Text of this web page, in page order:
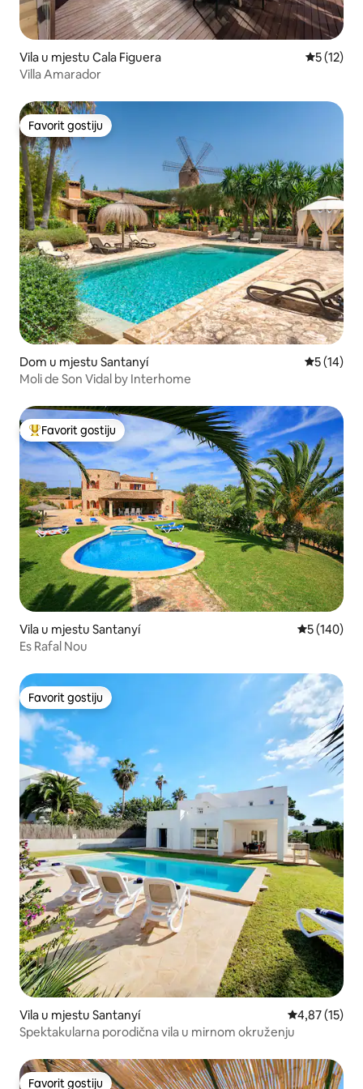
Vila u mjestu Cala Figuera Prosječna
5 (12)
Villa Amarador
Favorit gostiju
Favorit gostiju
Dom u mjestu Santanyí Prosječna
5 (14)
Moli de Son Vidal by Interhome
Glavni favorit gostiju
Favorit gostiju
Vila u mjestu Santanyí Prosječna
5 (140)
Es Rafal Nou
Favorit gostiju
Favorit gostiju
Vila u mjestu Santanyí Prosječna
4,87 (15)
Spektakularna porodična vila u mirnom okruženju
Favorit gostiju